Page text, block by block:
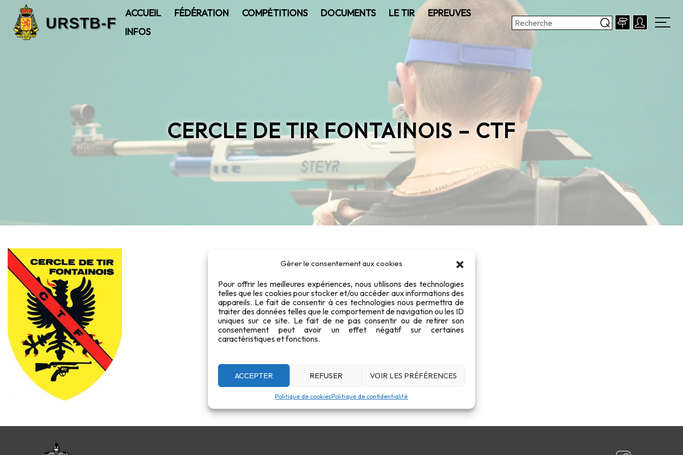
Gérer le consentement aux cookies
Pour offrir les meilleures expériences, nous utilisons des technologies
telles que les cookies pour stocker et/ou accéder aux informations des
appareils. Le fait de consentir à ces technologies nous permettra de
traiter des données telles que le comportement de navigation ou les ID
uniques sur ce site. Le fait de ne pas consentir ou de retirer son
consentement peut avoir un effet négatif sur certaines
caractéristiques et fonctions.
ACCEPTER REFUSER VOIR LES PRÉFÉRENCES
Politique de cookiesPolitique de confidentialité
ACCUEIL FÉDÉRATION COMPĖTITIONS DOCUMENTS LE TIR
EPREUVES
INFOS
CERCLE DE TIR FONTAINOIS – CTF